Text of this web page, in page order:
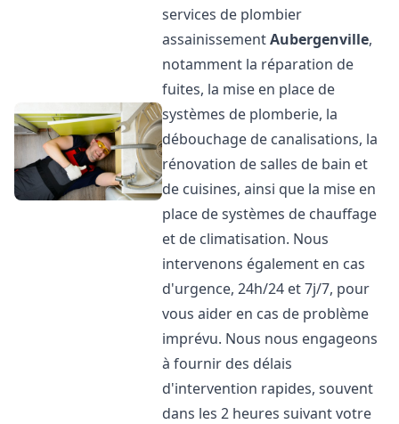
services de plombier
assainissementAubergenville,
notamment la réparation de
fuites, la mise en place de
systèmes de plomberie, la
débouchage de canalisations, la
rénovation de salles de bain et
de cuisines, ainsi que la mise en
place de systèmes de chauffage
et de climatisation. Nous
intervenons également en cas
d'urgence, 24h/24 et 7j/7, pour
vous aider en cas de problème
imprévu. Nous nous engageons
à fournir des délais
d'intervention rapides, souvent
dans les 2 heures suivant votre